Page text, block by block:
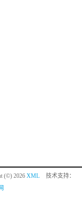
(©) 2026 XML
技术支持：